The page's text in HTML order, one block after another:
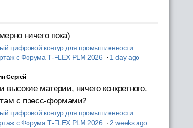
ничего пока)
цифровой контур для промышленности:
с Форума T‑FLEX PLM 2026 · 1 day ago
Сергей
высокие материи, ничего конкретного.
с пресс-формами?
цифровой контур для промышленности:
с Форума T‑FLEX PLM 2026 · 2 weeks ago